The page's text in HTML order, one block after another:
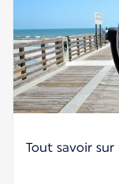
Tout savoir sur